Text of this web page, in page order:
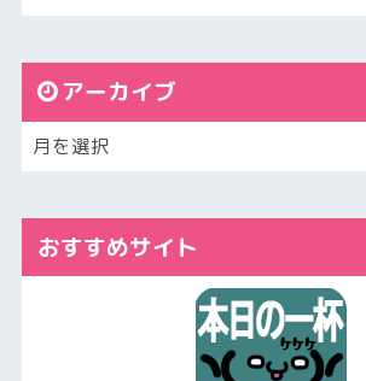
アーカイブ
おすすめサイト